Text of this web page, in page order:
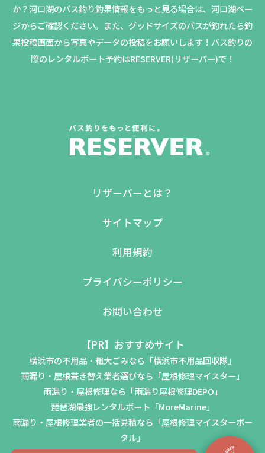
か？河口湖のバス釣り釣果情報をもっと見る場合は、河口湖ペー
ジからご確認ください。 また、グッドサイズのバスが釣れたら釣
果投稿画面から写真やデータの投稿をお願いします！バス釣りの
際のレンタルボート予約はRESERVER(リザーバー)で！
リザーバーとは？
サイトマップ
利用規約
プライバシーポリシー
お問い合わせ
【PR】おすすめサイト
横浜市の不用品・粗大ごみなら「横浜市不用品回収隊」
雨漏り・屋根葺き替え業者選びなら「屋根修理マイスター」
雨漏り・屋根修理なら「雨漏り屋根修理DEPO」
琵琶湖最強レンタルボート「MoreMarine」
雨漏り・屋根修理業者の一括見積なら「屋根修理マイスターポー
タル」